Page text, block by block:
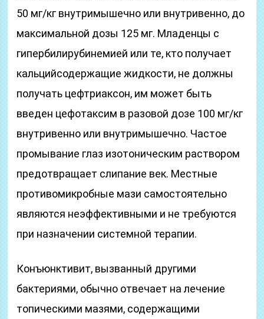
50 мг/кг внутримышечно или внутривенно, до
максимальной дозы 125 мг. Младенцы с
гипербилирубинемией или те, кто получает
кальцийсодержащие жидкости, не должны
получать цефтриаксон, им может быть
введен цефотаксим в разовой дозе 100 мг/кг
внутривенно или внутримышечно. Частое
промывание глаз изотоническим раствором
предотвращает слипание век. Местные
противомикробные мази самостоятельно
являются неэффективными и не требуются
при назначении системной терапии.
Конъюнктивит, вызванный другими
бактериями, обычно отвечает на лечение
топическими мазями, содержащими